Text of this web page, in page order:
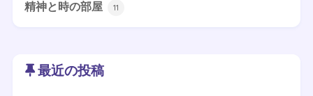
精神と時の部屋 11
最近の投稿